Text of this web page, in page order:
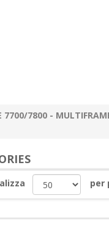
7700/7800 -
per